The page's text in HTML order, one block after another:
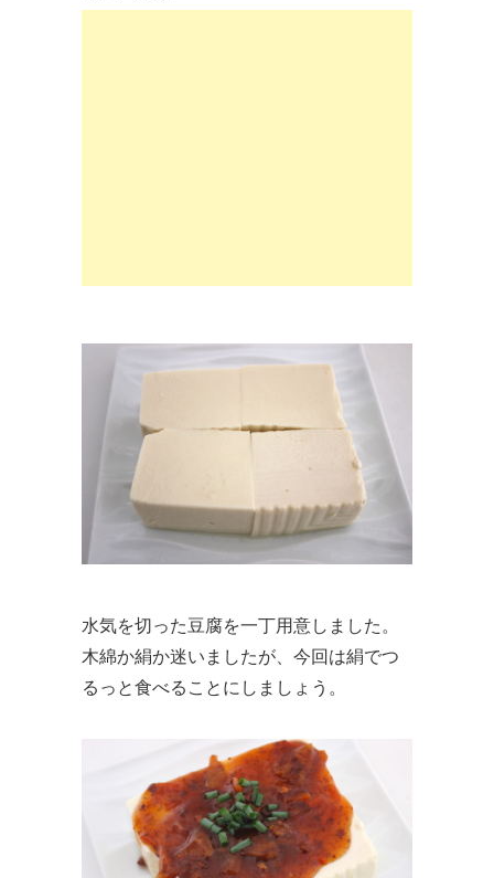
水気を切った豆腐を一丁用意しました。
木綿か絹か迷いましたが、今回は絹でつ
るっと食べることにしましょう。